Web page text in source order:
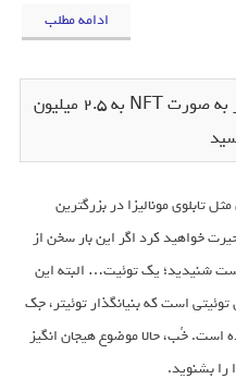
ادامه مطلب
ارزش اولین توییت موسس توییتر به صورت NFT به ۲.۵ میلیون
تابلوی مونالیزا در بزرگترین
خواهید کرد اگر این بار سخن از
شنیدید؛ یک توئیت… البته این
است که بنیانگذار توئیتر، جک
منتشر کرده است. خُب، حالا موضوع هیجان انگیز
را بشنوید.